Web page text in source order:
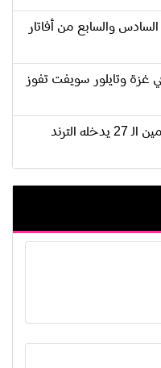
والسابع من أفاتار
غزة وتايلور سويفت تفوز
عيد ميلاد عضو فريق BTS بارك جيمين الـ 27 يدخله الترند